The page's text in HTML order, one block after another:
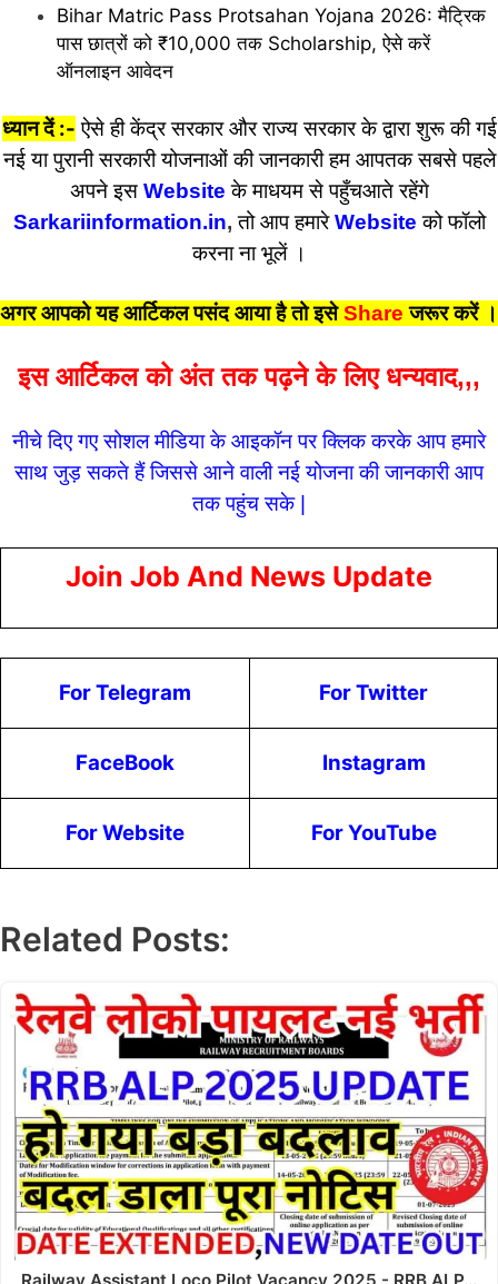
Bihar Matric Pass Protsahan Yojana 2026: मैट्रिक
पास छात्रों को ₹10,000 तक Scholarship, ऐसे करें
ऑनलाइन आवेदन
ध्यान दें :- ऐसे ही केंद्र सरकार और राज्य सरकार के द्वारा शुरू की गई
नई या पुरानी सरकारी योजनाओं की जानकारी हम आपतक सबसे पहले
अपने इसWebsite के माधयम से पहुँचआते रहेंगे
Sarkariinformation.in,तो आप हमारेWebsiteको फॉलो
करना ना भूलें ।
अगर आपको यह आर्टिकल पसंद आया है तो इसेShare जरूर करें ।
इस आर्टिकल को अंत तक पढ़ने के लिए धन्यवाद,,,
नीचे दिए गए सोशल मीडिया के आइकॉन पर क्लिक करके आप हमारे
साथ जुड़ सकते हैं जिससे आने वाली नई योजना की जानकारी आप
तक पहुंच सके |
Join Job And News Update
For Telegram For Twitter
FaceBook Instagram
For Website For YouTube
Related Posts: